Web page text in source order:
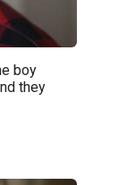
boy
they